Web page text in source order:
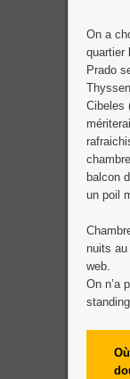
On a
quartier
Prado
Cibeles
balcon
un poil
nuits
web.
On n’a